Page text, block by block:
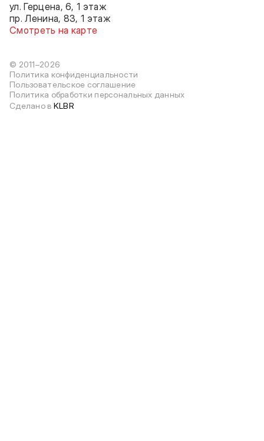
© 2011–2026
Политика конфиденциальности
Пользовательское соглашение
Политика обработки персональных данных
Сделано в KLBR
ул. Герцена, 6, 1 этаж
пр. Ленина, 83, 1 этаж
Смотреть на карте